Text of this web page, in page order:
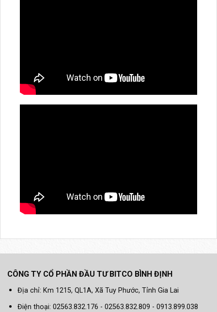
CÔNG TY CỔ PHẦN ĐẦU TƯ BITCO BÌNH ĐỊNH
Địa chỉ: Km 1215, QL1A, Xã Tuy Phước, Tỉnh Gia Lai
Điện thoại: 02563.832.176 - 02563.832.809 - 0913.899.038